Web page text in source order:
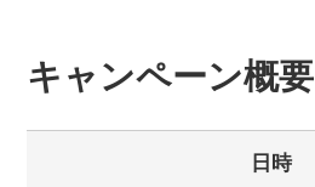
キャンペーン概要
日時